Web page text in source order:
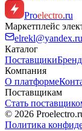
Proelectro.ru
Маркетплейс
elrekl@yandex.ru
Каталог
Поставщики
Компания
О платформе
Поставщикам
Стать
© 2026
Политика